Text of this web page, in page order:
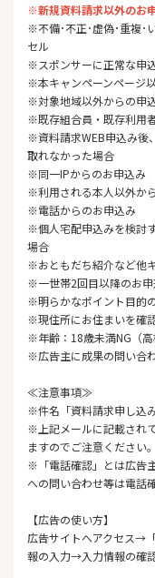
※新規資料請求以外のお
※不備･不正･虚偽･重複･
セル
※スポンサーに正常な申
※本キャンペーンページ
※対象地域以外からの申
※既存組合員・既存利用
※資料請求WEB申込み後
取れなかった場合
※同一IPからのお申込み
※利用される本人以外か
※電話からのお申込み
※個人宅配申込みを検討
場合
※おともだち紹介など他
※一世帯2回目以降のお申
※明らかなポイント目的
※現住所にお住まいを確
※年齢：18歳未満NG（高
※広告主に成果の問い合
≪注意事項≫
※件名「資料請求申し込
※上記メールに記載され
ますのでご注意ください。
※「電話確認」とは広告
への問い合わせ等は電話
【広告の使い方】
広告サイトへアクセス→
報の入力→入力情報の確